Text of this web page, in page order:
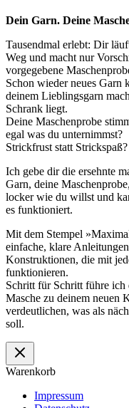
Dein Garn. Deine
Tausendmal erlebt: Dir
Weg und macht nur
vorgegebene
Schon wieder neues
deinem Lieblingsgarn
Schrank liegt.
Deine Maschenprobe
egal was du unternimmst?
Strickfrust statt Strickspaß?
Ich gebe dir die ersehnte
Garn, deine
locker wie du willst und
es funktioniert.
Mit dem Stempel
einfache, klare
Konstruktionen, die mit
funktionieren.
Schritt für Schritt führe ich
Masche zu deinem neuen
verdeutlichen, was als
soll.
Warenkorb
Impressum